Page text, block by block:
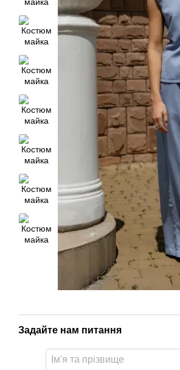
Задайте нам питання